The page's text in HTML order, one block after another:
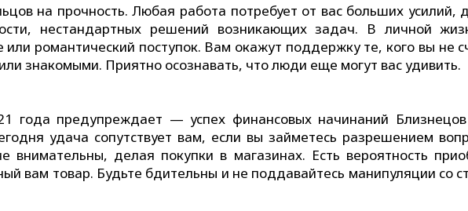
на прочность. Любая работа потребует от вас больших усилий,
нестандартных решений возникающих задач. В личной
романтический поступок. Вам окажут поддержку те, кого вы не
знакомыми. Приятно осознавать, что люди еще могут вас удивить.
года предупреждает — успех финансовых начинаний
удача сопутствует вам, если вы займетесь разрешением
внимательны, делая покупки в магазинах. Есть вероятность
вам товар. Будьте бдительны и не поддавайтесь манипуляции со